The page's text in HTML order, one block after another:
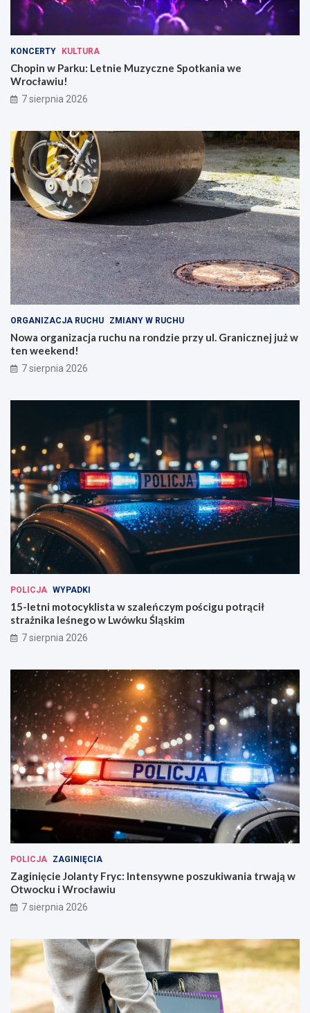
KONCERTY KULTURA
Chopin w Parku: Letnie Muzyczne Spotkania we
Wrocławiu!
7 sierpnia 2026
ORGANIZACJA RUCHU ZMIANY W RUCHU
Nowa organizacja ruchu na rondzie przy ul. Granicznej już w
ten weekend!
7 sierpnia 2026
POLICJA WYPADKI
15-letni motocyklista w szaleńczym pościgu potrącił
strażnika leśnego w Lwówku Śląskim
7 sierpnia 2026
POLICJA ZAGINIĘCIA
Zaginięcie Jolanty Fryc: Intensywne poszukiwania trwają w
Otwocku i Wrocławiu
7 sierpnia 2026